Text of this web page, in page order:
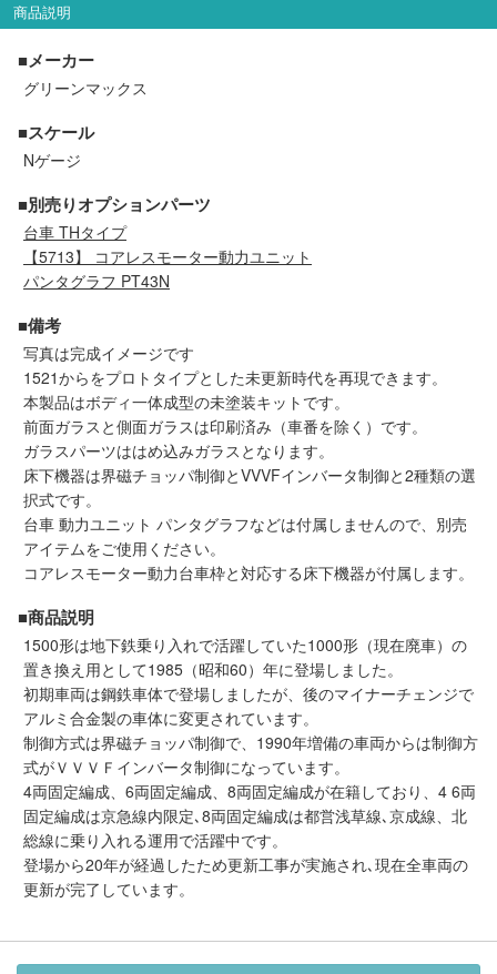
ご注文方法
ヘルプページ
お問い合せ
ログイン/マイページ
お気に入りリスト
新規会員登録
会員ランクについて
会社概要
レビューについて
© 2026 Mid Japan, Inc.
商品説明
■メーカー
グリーンマックス
■スケール
Nゲージ
■別売りオプションパーツ
台車 THタイプ
【5713】 コアレスモーター動力ユニット
パンタグラフ PT43N
■備考
写真は完成イメージです
1521からをプロトタイプとした未更新時代を再現できます。
本製品はボディ一体成型の未塗装キットです。
前面ガラスと側面ガラスは印刷済み（車番を除く）です。
ガラスパーツははめ込みガラスとなります。
床下機器は界磁チョッパ制御とVVVFインバータ制御と2種類の選
択式です。
台車 動力ユニット パンタグラフなどは付属しませんので、別売
アイテムをご使用ください。
コアレスモーター動力台車枠と対応する床下機器が付属します。
■商品説明
1500形は地下鉄乗り入れで活躍していた1000形（現在廃車）の
置き換え用として1985（昭和60）年に登場しました。
初期車両は鋼鉄車体で登場しましたが、後のマイナーチェンジで
アルミ合金製の車体に変更されています。
制御方式は界磁チョッパ制御で、1990年増備の車両からは制御方
式がＶＶＶＦインバータ制御になっています。
4両固定編成、6両固定編成、8両固定編成が在籍しており、4 6両
固定編成は京急線内限定､8両固定編成は都営浅草線､京成線、北
総線に乗り入れる運用で活躍中です。
登場から20年が経過したため更新工事が実施され､現在全車両の
更新が完了しています。